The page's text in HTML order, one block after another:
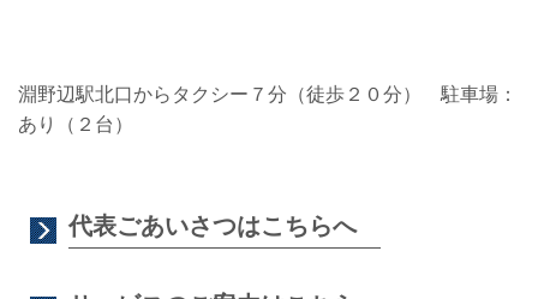
淵野辺駅北口からタクシー７分（徒歩２０分） 駐車場：
あり（２台）
代表ごあいさつはこちらへ